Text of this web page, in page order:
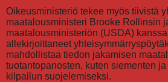
Oikeusministeriö tekee myös tiivistä
maatalousministeri Brooke Rollinsin
maatalousministeriön (USDA)
allekirjoittaneet
mahdollistaa tiedon jakamisen
tuotantopanosten, kuten siementen
kilpailun suojelemiseksi.